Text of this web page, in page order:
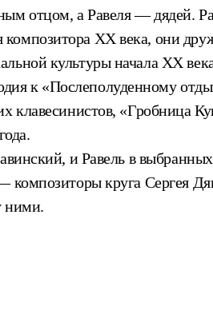
отцом, а Равеля — дядей.
XX века, они
культуры начала XX
к «Послеполуденному
клавесинистов, «Гробница
и Равель в
круга Сергея
ними.